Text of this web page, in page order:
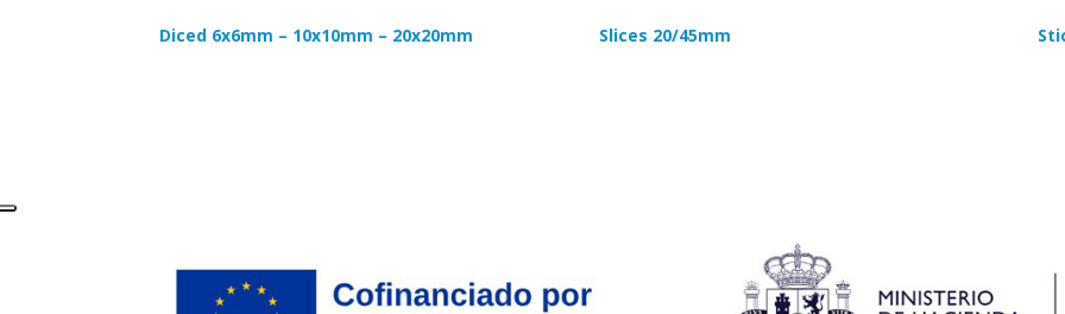
Diced 6x6mm – 10x10mm – 20x20mm Slices 20/45mm